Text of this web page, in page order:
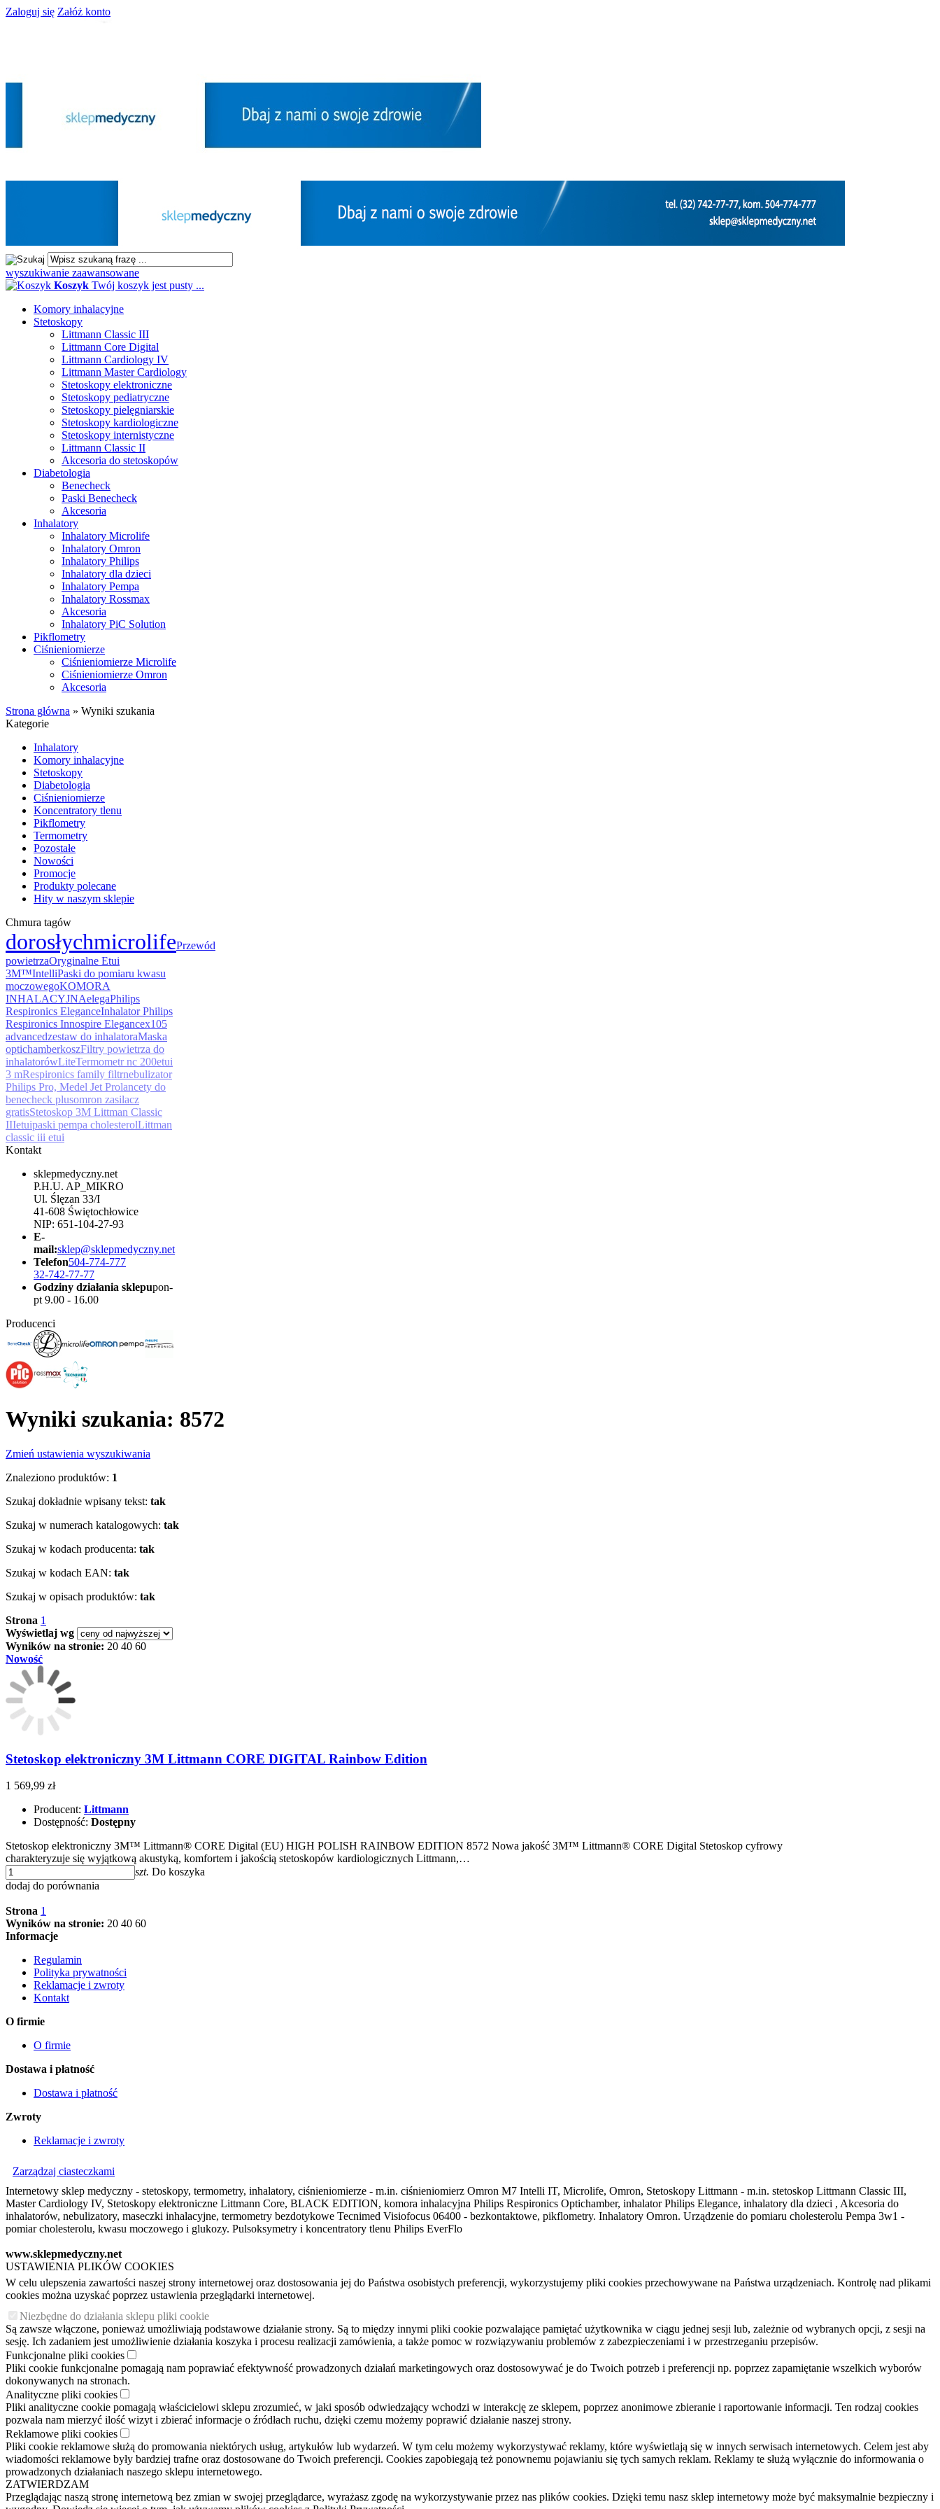
Zaloguj się Załóż konto
wyszukiwanie zaawansowane
Koszyk Twój koszyk jest pusty ...
Komory inhalacyjne
Stetoskopy
Littmann Classic III
Littmann Core Digital
Littmann Cardiology IV
Littmann Master Cardiology
Stetoskopy elektroniczne
Stetoskopy pediatryczne
Stetoskopy pielęgniarskie
Stetoskopy kardiologiczne
Stetoskopy internistyczne
Littmann Classic II
Akcesoria do stetoskopów
Diabetologia
Benecheck
Paski Benecheck
Akcesoria
Inhalatory
Inhalatory Microlife
Inhalatory Omron
Inhalatory Philips
Inhalatory dla dzieci
Inhalatory Pempa
Inhalatory Rossmax
Akcesoria
Inhalatory PiC Solution
Pikflometry
Ciśnieniomierze
Ciśnieniomierze Microlife
Ciśnieniomierze Omron
Akcesoria
Strona główna » Wyniki szukania
Kategorie
Inhalatory
Komory inhalacyjne
Stetoskopy
Diabetologia
Ciśnieniomierze
Koncentratory tlenu
Pikflometry
Termometry
Pozostałe
Nowości
Promocje
Produkty polecane
Hity w naszym sklepie
Chmura tagów
dorosłychmicrolifePrzewód
powietrzaOryginalne Etui
3M™IntelliPaski do pomiaru kwasu
moczowegoKOMORA
INHALACYJNAelegaPhilips
Respironics EleganceInhalator Philips
Respironics Innospire Elegancex105
advancedzestaw do inhalatoraMaska
optichamberkoszFiltry powietrza do
inhalatorówLiteTermometr nc 200etui
3 mRespironics family filtrnebulizator
Philips Pro, Medel Jet Prolancety do
benecheck plusomron zasilacz
gratisStetoskop 3M Littman Classic
IIIetuipaski pempa cholesterolLittman
classic iii etui
Kontakt
sklepmedyczny.net
P.H.U. AP_MIKRO
Ul. Ślęzan 33/I
41-608 Świętochłowice
NIP: 651-104-27-93
E-
mail:sklep@sklepmedyczny.net
Telefon504-774-777
32-742-77-77
Godziny działania sklepupon-
pt 9.00 - 16.00
Producenci
Wyniki szukania: 8572
Zmień ustawienia wyszukiwania
Znaleziono produktów: 1
Szukaj dokładnie wpisany tekst: tak
Szukaj w numerach katalogowych: tak
Szukaj w kodach producenta: tak
Szukaj w kodach EAN: tak
Szukaj w opisach produktów: tak
Strona 1
Wyświetlaj wg
Wyników na stronie: 20 40 60
Nowość
Stetoskop elektroniczny 3M Littmann CORE DIGITAL Rainbow Edition
1 569,99 zł
Producent: Littmann
Dostępność: Dostępny
Stetoskop elektroniczny 3M™ Littmann® CORE Digital (EU) HIGH POLISH RAINBOW EDITION 8572 Nowa jakość 3M™ Littmann® CORE Digital Stetoskop cyfrowy
charakteryzuje się wyjątkową akustyką, komfortem i jakością stetoskopów kardiologicznych Littmann,…
szt. Do koszyka
dodaj do porównania
Strona 1
Wyników na stronie: 20 40 60
Informacje
Regulamin
Polityka prywatności
Reklamacje i zwroty
Kontakt
O firmie
O firmie
Dostawa i płatność
Dostawa i płatność
Zwroty
Reklamacje i zwroty
Zarządzaj ciasteczkami
Internetowy sklep medyczny - stetoskopy, termometry, inhalatory, ciśnieniomierze - m.in. ciśnieniomierz Omron M7 Intelli IT, Microlife, Omron, Stetoskopy Littmann - m.in. stetoskop Littmann Classic III,
Master Cardiology IV, Stetoskopy elektroniczne Littmann Core, BLACK EDITION, komora inhalacyjna Philips Respironics Optichamber, inhalator Philips Elegance, inhalatory dla dzieci , Akcesoria do
inhalatorów, nebulizatory, maseczki inhalacyjne, termometry bezdotykowe Tecnimed Visiofocus 06400 - bezkontaktowe, pikflometry. Inhalatory Omron. Urządzenie do pomiaru cholesterolu Pempa 3w1 -
pomiar cholesterolu, kwasu moczowego i glukozy. Pulsoksymetry i koncentratory tlenu Philips EverFlo
www.sklepmedyczny.net
USTAWIENIA PLIKÓW COOKIES
W celu ulepszenia zawartości naszej strony internetowej oraz dostosowania jej do Państwa osobistych preferencji, wykorzystujemy pliki cookies przechowywane na Państwa urządzeniach. Kontrolę nad plikami
cookies można uzyskać poprzez ustawienia przeglądarki internetowej.
Niezbędne do działania sklepu pliki cookie
Są zawsze włączone, ponieważ umożliwiają podstawowe działanie strony. Są to między innymi pliki cookie pozwalające pamiętać użytkownika w ciągu jednej sesji lub, zależnie od wybranych opcji, z sesji na
sesję. Ich zadaniem jest umożliwienie działania koszyka i procesu realizacji zamówienia, a także pomoc w rozwiązywaniu problemów z zabezpieczeniami i w przestrzeganiu przepisów.
Funkcjonalne pliki cookies
Pliki cookie funkcjonalne pomagają nam poprawiać efektywność prowadzonych działań marketingowych oraz dostosowywać je do Twoich potrzeb i preferencji np. poprzez zapamiętanie wszelkich wyborów
dokonywanych na stronach.
Analityczne pliki cookies
Pliki analityczne cookie pomagają właścicielowi sklepu zrozumieć, w jaki sposób odwiedzający wchodzi w interakcję ze sklepem, poprzez anonimowe zbieranie i raportowanie informacji. Ten rodzaj cookies
pozwala nam mierzyć ilość wizyt i zbierać informacje o źródłach ruchu, dzięki czemu możemy poprawić działanie naszej strony.
Reklamowe pliki cookies
Pliki cookie reklamowe służą do promowania niektórych usług, artykułów lub wydarzeń. W tym celu możemy wykorzystywać reklamy, które wyświetlają się w innych serwisach internetowych. Celem jest aby
wiadomości reklamowe były bardziej trafne oraz dostosowane do Twoich preferencji. Cookies zapobiegają też ponownemu pojawianiu się tych samych reklam. Reklamy te służą wyłącznie do informowania o
prowadzonych działaniach naszego sklepu internetowego.
ZATWIERDZAM
Przeglądając naszą stronę internetową bez zmian w swojej przeglądarce, wyrażasz zgodę na wykorzystywanie przez nas plików cookies. Dzięki temu nasz sklep internetowy może być maksymalnie bezpieczny i